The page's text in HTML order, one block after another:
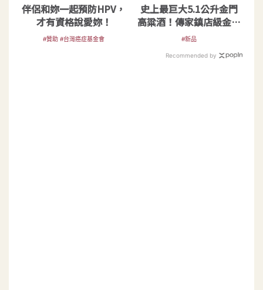
伴侶和妳一起預防HPV，
才有資格說愛妳！
#贊助 #台灣癌症基金會
史上最巨大5.1公升金門
高粱酒！傳家鎮店級金高
重磅登場
#新品
Recommended by